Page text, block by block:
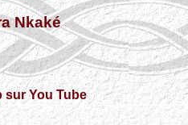
Nkaké
sur You Tube